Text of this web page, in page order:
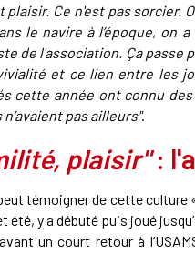
plaisir. Ce n'est pas sorcier.
le navire à l’époque,
de l'association. Ça
et ce lien entre les
cette année ont connu
pas ailleurs".
plaisir":
témoigner de cette culture
y a débuté puis joué
un court retour à